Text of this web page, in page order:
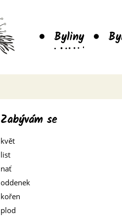
Byliny
Zabývám se
květ
list
nať
oddenek
kořen
plod